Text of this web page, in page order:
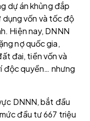
dự án khủng đắp
dụng vốn và tốc độ
Hiện nay, DNNN
nợ quốc gia,
đai, tiền vốn và
độc quyền… nhưng
DNNN, bắt đầu
đầu tư 667 triệu